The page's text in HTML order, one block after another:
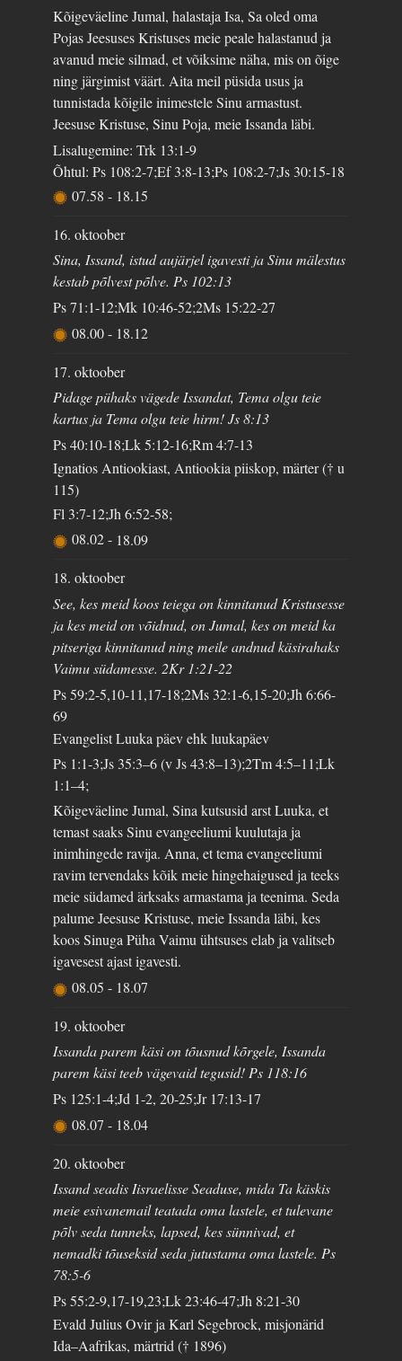
Kõigeväeline Jumal, halastaja Isa, Sa oled oma
Pojas Jeesuses Kristuses meie peale halastanud ja
avanud meie silmad, et võiksime näha, mis on õige
ning järgimist väärt. Aita meil püsida usus ja
tunnistada kõigile inimestele Sinu armastust.
Jeesuse Kristuse, Sinu Poja, meie Issanda läbi.
Lisalugemine: Trk 13:1-9
Õhtul: Ps 108:2-7;Ef 3:8-13;Ps 108:2-7;Js 30:15-18
07.58- 18.15
16. oktoober
Sina, Issand, istud aujärjel igavesti ja Sinu mälestus
kestab põlvest põlve. Ps 102:13
Ps 71:1-12;Mk 10:46-52;2Ms 15:22-27
08.00- 18.12
17. oktoober
Pidage pühaks vägede Issandat, Tema olgu teie
kartus ja Tema olgu teie hirm! Js 8:13
Ps 40:10-18;Lk 5:12-16;Rm 4:7-13
Ignatios Antiookiast, Antiookia piiskop, märter († u
115)
Fl 3:7-12;Jh 6:52-58;
08.02- 18.09
18. oktoober
See, kes meid koos teiega on kinnitanud Kristusesse
ja kes meid on võidnud, on Jumal, kes on meid ka
pitseriga kinnitanud ning meile andnud käsirahaks
Vaimu südamesse. 2Kr 1:21-22
Ps 59:2-5,10-11,17-18;2Ms 32:1-6,15-20;Jh 6:66-
69
Evangelist Luuka päev ehk luukapäev
Ps 1:1-3;Js 35:3–6 (v Js 43:8–13);2Tm 4:5–11;Lk
1:1–4;
Kõigeväeline Jumal, Sina kutsusid arst Luuka, et
temast saaks Sinu evangeeliumi kuulutaja ja
inimhingede ravija. Anna, et tema evangeeliumi
ravim tervendaks kõik meie hingehaigused ja teeks
meie südamed ärksaks armastama ja teenima. Seda
palume Jeesuse Kristuse, meie Issanda läbi, kes
koos Sinuga Püha Vaimu ühtsuses elab ja valitseb
igavesest ajast igavesti.
08.05- 18.07
19. oktoober
Issanda parem käsi on tõusnud kõrgele, Issanda
parem käsi teeb vägevaid tegusid! Ps 118:16
Ps 125:1-4;Jd 1-2, 20-25;Jr 17:13-17
08.07- 18.04
20. oktoober
Issand seadis Iisraelisse Seaduse, mida Ta käskis
meie esivanemail teatada oma lastele, et tulevane
põlv seda tunneks, lapsed, kes sünnivad, et
nemadki tõuseksid seda jutustama oma lastele. Ps
78:5-6
Ps 55:2-9,17-19,23;Lk 23:46-47;Jh 8:21-30
Evald Julius Ovir ja Karl Segebrock, misjonärid
Ida–Aafrikas, märtrid († 1896)